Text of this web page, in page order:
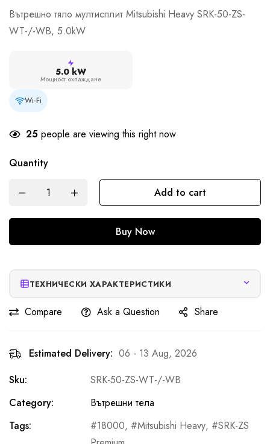
Вътрешно тяло мултисплит Mitsubishi Heavy SRK-50-ZS-
WT-/-WB, 5.0kW
5.0 kW
Мощност охлаждане
Wi-Fi
25 people are viewing this right now
Quantity
Add to cart
Buy Now
ТЕХНИЧЕСКИ ХАРАКТЕРИСТИКИ
Compare Ask a Question Share
Estimated Delivery: 06 - 13 Aug, 2026
Sku:
SRK-50-ZS-WT-/-WB
Category:
Вътрешни тела
Tags:
18000, Mitsubishi Heavy,
SRK-ZS